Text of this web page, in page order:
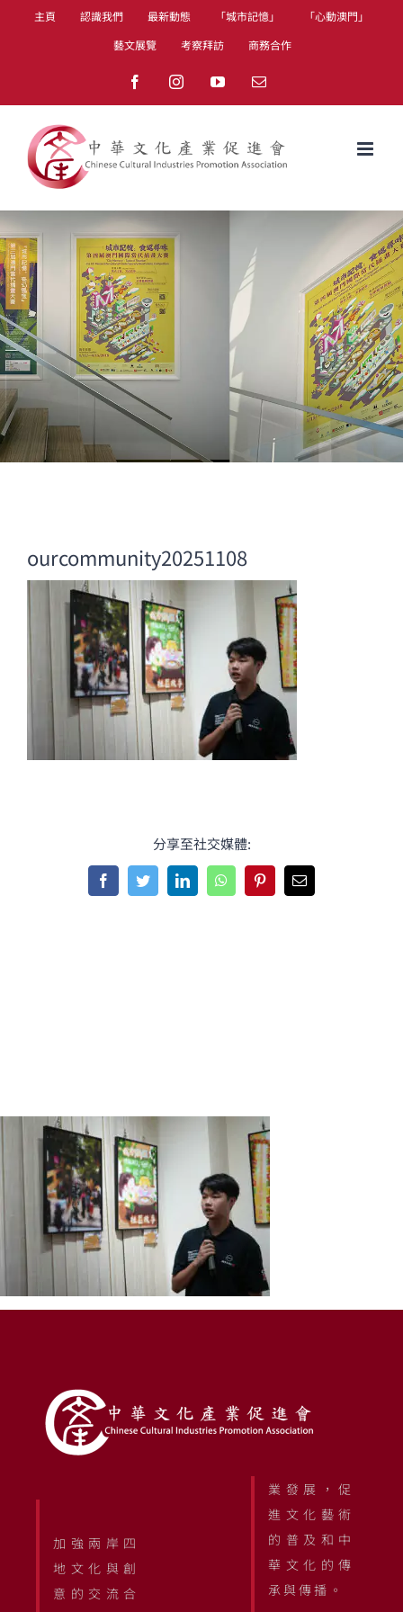
主頁 認識我們 最新動態 「城市記憶」
「心動澳門」
藝文展覽
考察拜訪 商務合作
FacebookInstagramYouTubeEmail
ourcommunity20251108
分享至社交媒體:
FacebookTwitterLinkedInWhatsAppPinterestEmail
加強兩岸四
地文化與創
意的交流合
業發展，促
進文化藝術
的普及和中
華文化的傳
承與傳播。